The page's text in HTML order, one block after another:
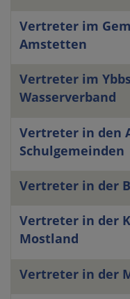
Vertreter im
Amstetten
Vertreter im
Wasserverband
Vertreter in den
Schulgemeinden
Vertreter in der
Vertreter in der
Mostland
Vertreter in der